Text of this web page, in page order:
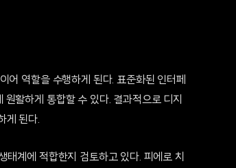
어 역할을 수행하게 된다. 표준화된 인터페
활하게 통합할 수 있다. 결과적으로 디지
게 된다.
계에 적합한지 검토하고 있다. 피에로 치